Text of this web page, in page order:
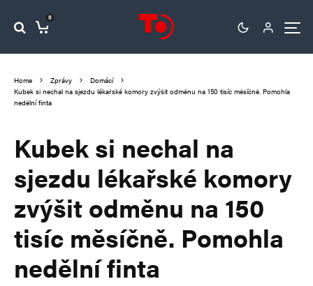
0
Home Zprávy
Domácí
Kubek si nechal na sjezdu lékařské komory zvýšit odměnu na 150 tisíc měsíčně. Pomohla
nedělní finta
Kubek si nechal na
sjezdu lékařské komory
zvýšit odměnu na 150
tisíc měsíčně. Pomohla
nedělní finta